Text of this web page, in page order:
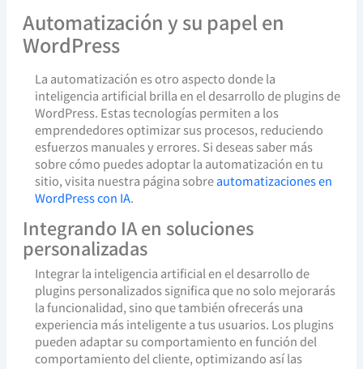
Automatización y su papel en
WordPress
La automatización es otro aspecto donde la
inteligencia artificial brilla en el desarrollo de plugins de
WordPress. Estas tecnologías permiten a los
emprendedores optimizar sus procesos, reduciendo
esfuerzos manuales y errores. Si deseas saber más
sobre cómo puedes adoptar la automatización en tu
sitio, visita nuestra página sobreautomatizaciones en
WordPress con IA.
Integrando IA en soluciones
personalizadas
Integrar la inteligencia artificial en el desarrollo de
plugins personalizados significa que no solo mejorarás
la funcionalidad, sino que también ofrecerás una
experiencia más inteligente a tus usuarios. Los plugins
pueden adaptar su comportamiento en función del
comportamiento del cliente, optimizando así las